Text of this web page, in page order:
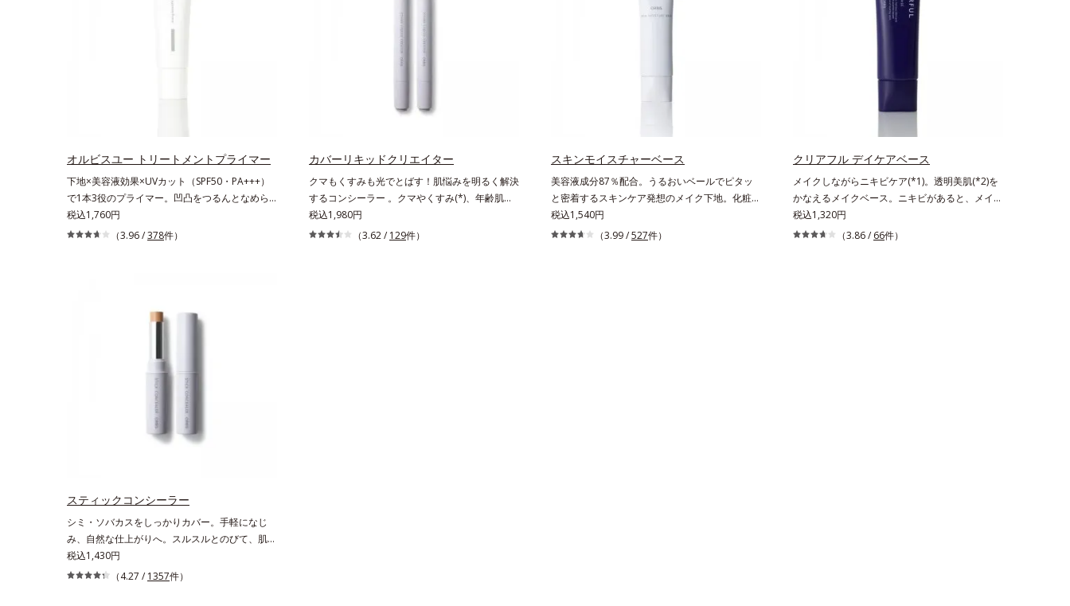
オルビスユー トリートメントプライマー
下地×美容液効果×UVカット（SPF50・PA+++）
で1本3役のプライマー。凹凸をつるんとなめら
かに(*1)整え、化粧ノリUPの高機能化粧下
地。“塗るたび高まる、素肌の美しさ” 肌本来の美
が肌全層(*2)に働きかけて、肌のうるおいをグン
んとしたハリ肌に仕上げます。むやみに隠すので
はなくふわりと光を拡散させ、メイク×スキンケ
アのW効果で軽やかな美肌を印象づけます。紫外
線吸収剤フリーなのに高SPF値、さらにスキンプ
ロテクト複合成分(*3)が、ブルーライト、紫外
線、大気中の微粒子汚れなどの外的ダメージから
ただ隠すだけでなく、乾きやすい肌にうるおいを
届けながら、光拡散効果で乾燥小ジワや毛穴もカ
バーします。【ラスティング効果】皮脂選択テカ
リ防止成分(*5)テカリの主成分を選択的に吸収
ちます。*1 メイク効果による*2 角層の範囲内*3
税込1,760円
（3.96 /378件）
カバーリキッドクリエイター
クマもくすみも光でとばす！肌悩みを明るく解決
するコンシーラー 。クマやくすみ(*)、年齢肌の
抱えるお悩みを、光で飛ばしてカバーするコンシ
ーラーです。黄ぐすみをカバーする赤色の粉体を
税込1,980円
（3.62 / 129件）
スキンモイスチャーベース
美容液成分87％配合。うるおいベールでピタッ
と密着するスキンケア発想のメイク下地。化粧ノ
リ＆もちUP！ファンデーションの仕上がりを格
上げする、スキンケア発想の化粧下地です。うる
税込1,540円
（3.99 /527件）
クリアフル デイケアベース
メイクしながらニキビケア(*1)。透明美肌(*2)を
かなえるメイクベース。ニキビがあると、メイク
はニキビに良くないのではないかと心配になりが
ち。しかし何も塗らないと、刺激に弱いニキビ肌
税込1,320円
（3.86 / 66件）
スティックコンシーラー
シミ・ソバカスをしっかりカバー。手軽になじ
み、自然な仕上がりへ。スルスルとのびて、肌に
溶け込むようになじみ、ピタッと密着。しっかり
とカバーしつつ、透明感を高めるリフレクトパウ
税込1,430円
（4.27 / 1357件）